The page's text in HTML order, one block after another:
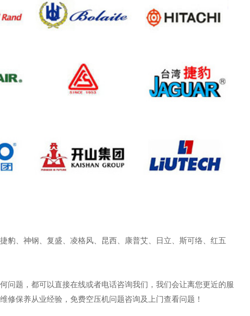
豹、神钢、复盛、凌格风、昆西、康普艾、日立、斯可络、红五
问题，都可以直接在线或者电话咨询我们，我们会让离您更近的服
修保养从业经验，免费空压机问题咨询及上门查看问题！